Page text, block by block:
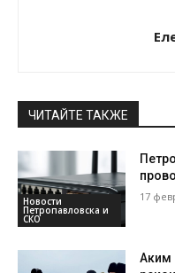
ЧИТАЙТЕ ТАКЖЕ
Новости
Петропавловска и
СКО
17
Аким